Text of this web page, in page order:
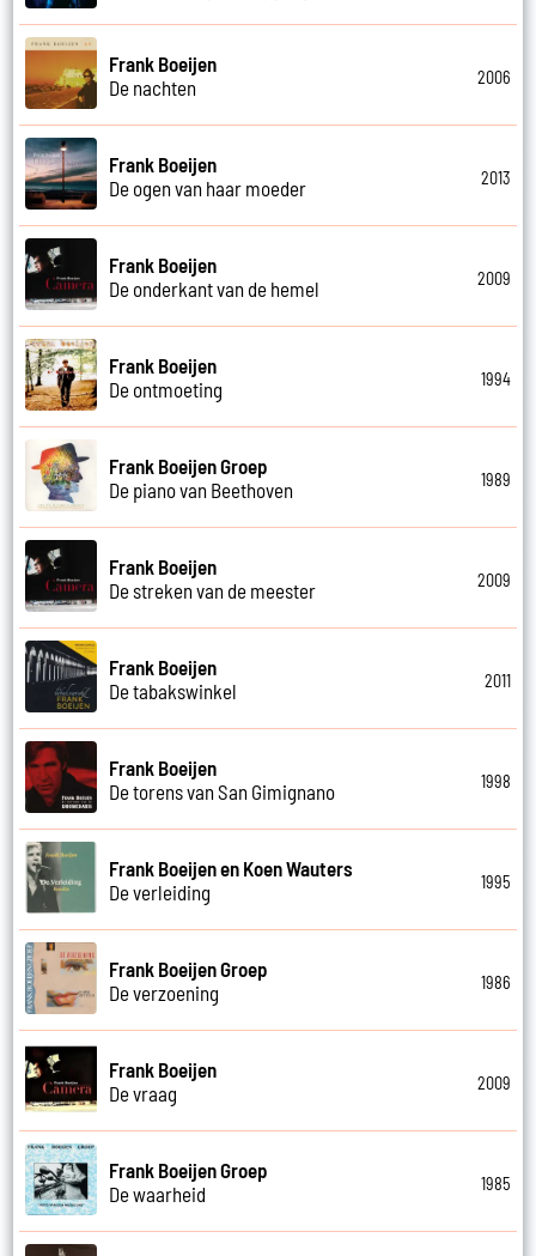
Frank Boeijen
De nachten
2006
Frank Boeijen
De ogen van haar moeder
2013
Frank Boeijen
De onderkant van de hemel
2009
Frank Boeijen
De ontmoeting
1994
Frank Boeijen Groep
De piano van Beethoven
1989
Frank Boeijen
De streken van de meester
2009
Frank Boeijen
De tabakswinkel
2011
Frank Boeijen
De torens van San Gimignano
1998
Frank Boeijen en Koen Wauters
De verleiding
1995
Frank Boeijen Groep
De verzoening
1986
Frank Boeijen
De vraag
2009
Frank Boeijen Groep
De waarheid
1985